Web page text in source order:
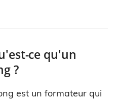
ce qu'un
?
est un formateur qui